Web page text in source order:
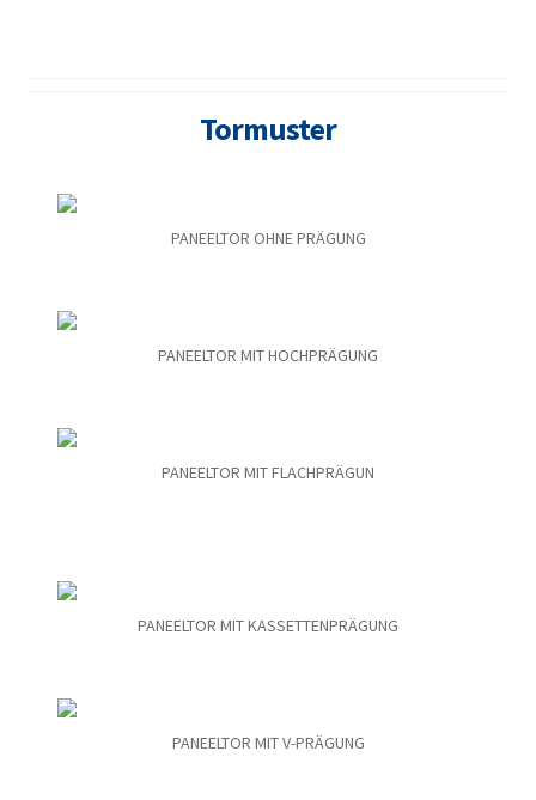
Tormuster
PANEELTOR OHNE PRÄGUNG
PANEELTOR MIT HOCHPRÄGUNG
PANEELTOR MIT FLACHPRÄGUN
PANEELTOR MIT KASSETTENPRÄGUNG
PANEELTOR MIT V-PRÄGUNG